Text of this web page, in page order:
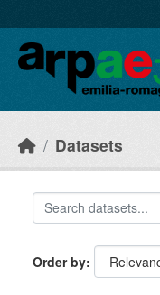
Datasets
Order by